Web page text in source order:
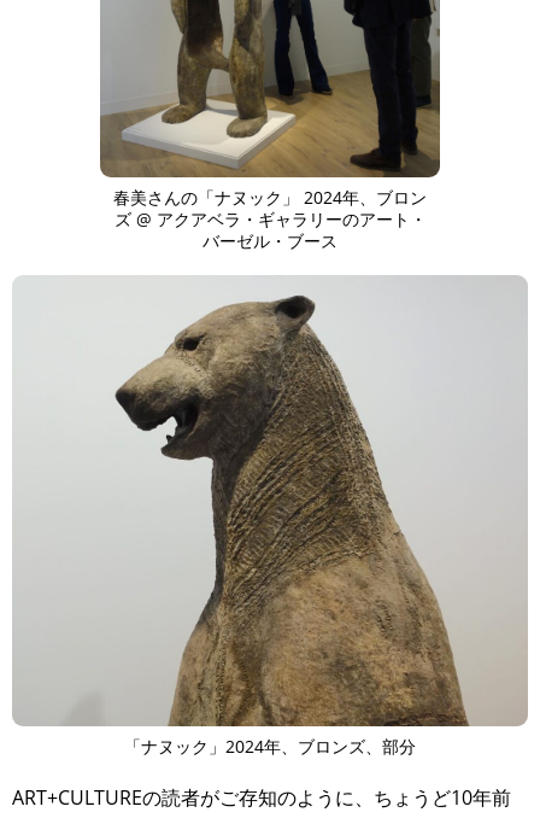
春美さんの「ナヌック」 2024年、ブロン
ズ @ アクアベラ・ギャラリーのアート・
バーゼル・ブース
「ナヌック」2024年、ブロンズ、部分
ART+CULTUREの読者がご存知のように、ちょうど10年前